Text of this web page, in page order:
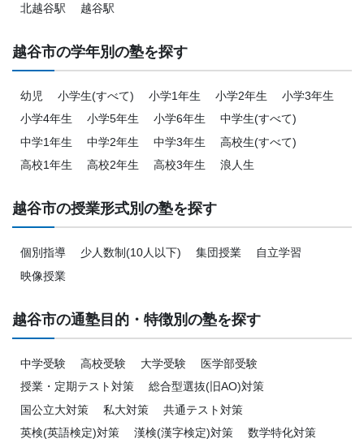
北越谷駅 越谷駅
越谷市の学年別の塾を探す
幼児 小学生(すべて) 小学1年生 小学2年生
小学3年生
小学4年生
小学5年生 小学6年生
中学生(すべて)
中学1年生
中学2年生 中学3年生
高校生(すべて)
高校1年生
高校2年生 高校3年生 浪人生
越谷市の授業形式別の塾を探す
個別指導 少人数制(10人以下) 集団授業
自立学習
映像授業
越谷市の通塾目的・特徴別の塾を探す
中学受験 高校受験 大学受験
医学部受験
授業・定期テスト対策
総合型選抜(旧AO)対策
国公立大対策
私大対策
共通テスト対策
英検(英語検定)対策
漢検(漢字検定)対策
数学特化対策